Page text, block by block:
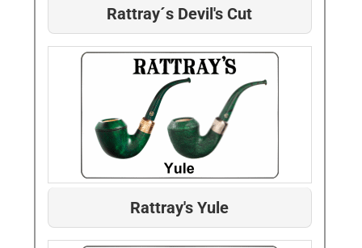
Rattray´s Devil's Cut
Rattray's Yule